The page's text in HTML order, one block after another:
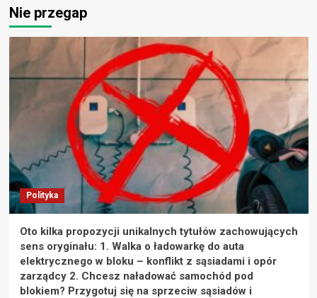
Nie przegap
Polityka
Oto kilka propozycji unikalnych tytułów zachowujących
sens oryginału: 1. Walka o ładowarkę do auta
elektrycznego w bloku – konflikt z sąsiadami i opór
zarządcy 2. Chcesz naładować samochód pod
blokiem? Przygotuj się na sprzeciw sąsiadów i